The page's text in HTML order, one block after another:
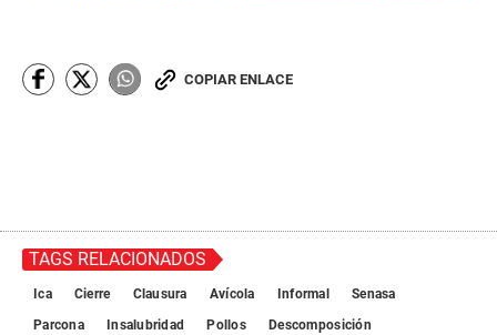
COPIAR ENLACE
TAGS RELACIONADOS
Ica Cierre Clausura Avícola Informal
Senasa
Parcona
Insalubridad Pollos Descomposición